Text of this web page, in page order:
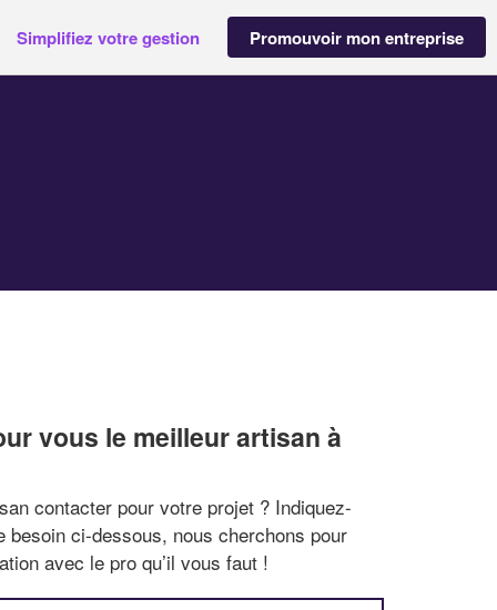
Simplifiez votre gestion Promouvoir mon entreprise
vous le meilleur artisan à
contacter pour votre projet ? Indiquez-
besoin ci-dessous, nous cherchons pour
avec le pro qu’il vous faut !